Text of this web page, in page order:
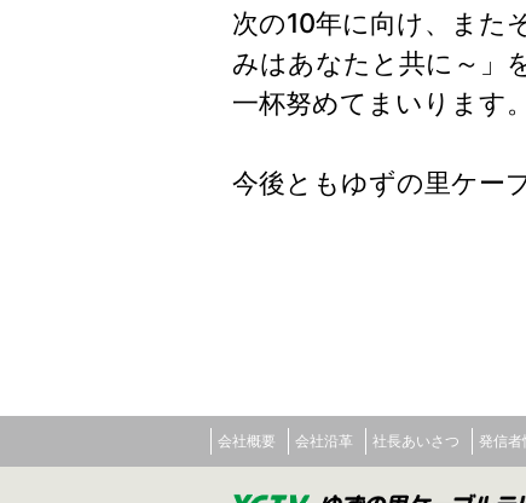
次の10年に向け、また
みはあなたと共に～」
一杯努めてまいります。
今後ともゆずの里ケー
会社概要 会社沿革 社長あいさつ 発信者